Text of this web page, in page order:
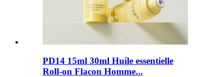
PD14 15ml 30ml Huile essentielle
Roll-on Flacon Homme...